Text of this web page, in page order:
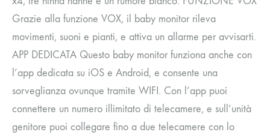
Grazie alla funzione VOX, il baby monitor rileva
movimenti, suoni e pianti, e attiva un allarme per avvisarti.
APP DEDICATA Questo baby monitor funziona anche con
l’app dedicata su iOS e Android, e consente una
sorveglianza ovunque tramite WIFI. Con l’app puoi
connettere un numero illimitato di telecamere, e sull’unità
genitore puoi collegare fino a due telecamere con lo